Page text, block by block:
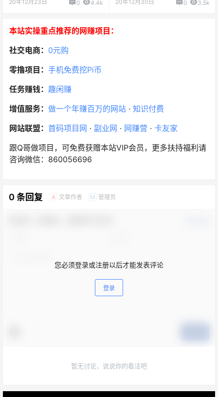
20年12月23日 0 4.4k 20年12月30日 0 3.5k
本站实操重点推荐的网赚项目：
社交电商： 0元购
零撸项目： 手机免费挖Pi币
任务赚钱： 趣闲赚
增值服务： 做一个年赚百万的网站 · 知识付费
网站联盟： 首码项目网 · 副业网 · 网赚营 · 卡友家
跟Q哥做项目，可免费获赠本站VIP会员，更多扶持福利请
咨询微信：860056696
0 条回复 A 文章作者 M 管理员
您必须登录或注册以后才能发表评论
登录
暂无讨论，说说你的看法吧